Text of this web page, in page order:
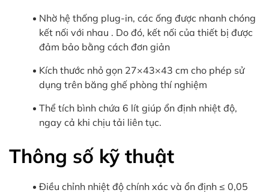
Nhờ hệ thống plug-in, các ống được nhanh chóng
kết nối với nhau . Do đó, kết nối của thiết bị được
đảm bảo bằng cách đơn giản
Kích thước nhỏ gọn 27×43×43 cm cho phép sử
dụng trên băng ghế phòng thí nghiệm
Thể tích bình chứa 6 lít giúp ổn định nhiệt độ,
ngay cả khi chịu tải liên tục.
Thông số kỹ thuật
Điều chỉnh nhiệt độ chính xác và ổn định ≤ 0,05